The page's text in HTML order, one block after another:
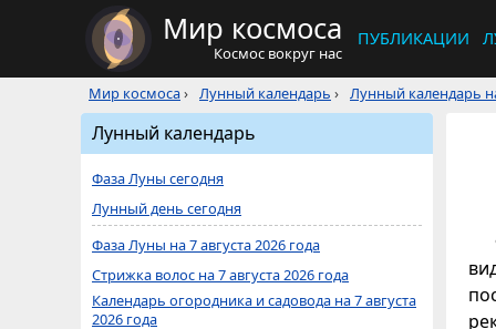
Мир космоса
Космос вокруг нас
ПУБЛИКАЦИИ
Мир космоса› Лунный календарь › Лунный календарь
Лунный календарь
Фаза Луны сегодня
Лунный день сегодня
Фаза Луны на 7 августа 2026 года
Стрижка волос на 7 августа 2026 года
Календарь огородника и садовода на 7 августа
2026 года